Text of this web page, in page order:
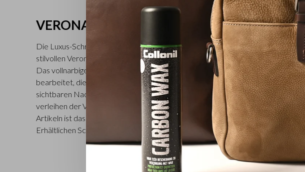
VERONA
Die Luxus-Schreibmappen und Laptoptaschen aus Leder (13 Zoll/15 Zoll) der
stilvollen Verona-Kollektion sind aus kräftigem italienischen Stierleder gefertigt.
Das vollnarbige Leder wird in einer traditionellen toskanischen Familiengerberei
bearbeitet, die mittlerweile von der zweiten Generation geleitet wird. Die
sichtbaren Nackenfalten des Stiers und das transparente Anilin-Farbfinish
verleihen der Verona-Kollektion eine natürliche und pure Ausstrahlung. Auf allen
Artikeln ist das C&B-Logo subtil im Blinddruckverfahren eingearbeitet.
Erhältlichen Schwarz, Mocca und Hellbraun.